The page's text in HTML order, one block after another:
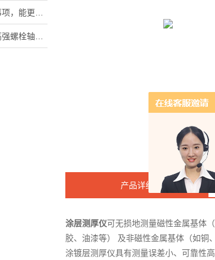
做好这些事项，能更好保护马歇尔稳定度测定仪
详细解析高强螺栓轴力扭矩复合检测仪的适用标准、特点及操作系统
产品详细
涂层测厚仪可无损地测量磁性金属基体
胶、油漆等） 及非磁性金属基体（如铜
涂镀层测厚仪具有测量误差小、可靠性